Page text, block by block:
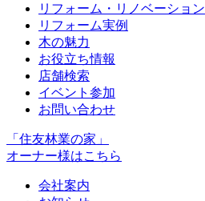
リフォーム・リノベーション
リフォーム実例
木の魅力
お役立ち情報
店舗検索
イベント参加
お問い合わせ
「住友林業の家」
オーナー様はこちら
会社案内